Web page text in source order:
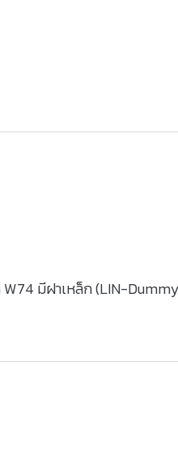
W74 มีฝาเหล็ก (LIN-